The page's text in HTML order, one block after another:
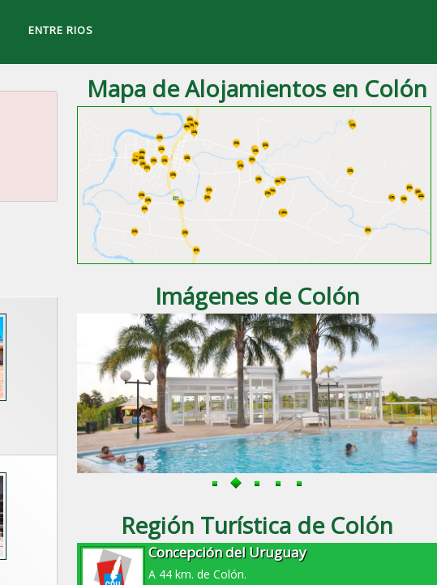
ENTRE RIOS
en la ciudad deColón , Entre Ríos.
Mapa de Alojamientos en Colón
Imágenes de Colón
Región Turística de Colón
Concepción del Uruguay
A 44 km. de Colón.